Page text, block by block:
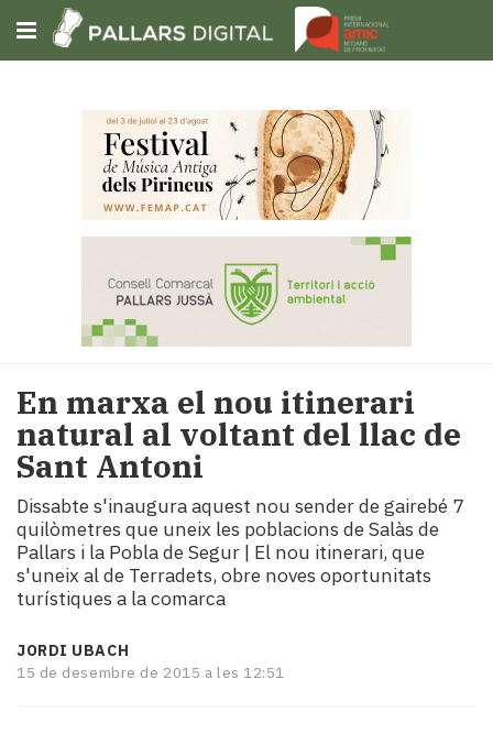
Subscriu-t'hi
Portada
Política
i
municipis
Economia
i
turisme
Cultura
Esports
Mai
TV
En marxa el nou itinerari
natural al voltant del llac de
Sant Antoni
Dissabte s'inaugura aquest nou sender de gairebé 7
quilòmetres que uneix les poblacions de Salàs de
Pallars i la Pobla de Segur | El nou itinerari, que
s'uneix al de Terradets, obre noves oportunitats
turístiques a la comarca
JORDI UBACH
15 de desembre de 2015 a les 12:51